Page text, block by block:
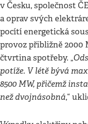
v Česku, společnost
a oprav svých
pocítí energetická
provoz přibližně 2000
čtvrtina spotřeby. „
potíže. V létě bývá
8500 MW, přičemž
než dvojnásobná,“